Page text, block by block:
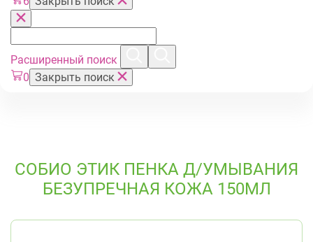
Расширенный поиск
0 Закрыть поиск
СОБИО ЭТИК ПЕНКА Д/УМЫВАНИЯ
БЕЗУПРЕЧНАЯ КОЖА 150МЛ